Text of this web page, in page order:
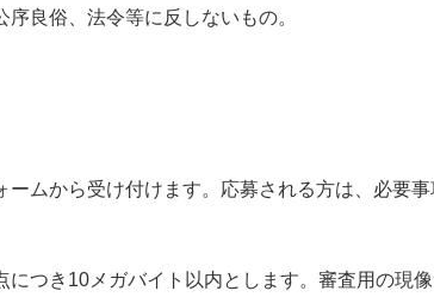
良俗、法令等に反しないもの。
ムから受け付けます。応募される方は、必要
つき10メガバイト以内とします。審査用の現